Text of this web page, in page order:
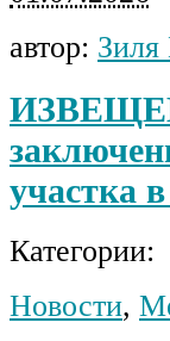
автор: Зиля
участка
Категории:
Новости,